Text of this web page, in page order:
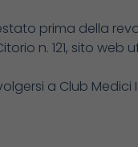
prima della
n. 121, sito web
a Club Medici